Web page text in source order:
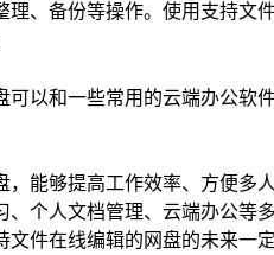
理、备份等操作。使用支持文
可以和一些常用的云端办公软
，能够提高工作效率、方便多
、个人文档管理、云端办公等
件在线编辑的网盘的未来一